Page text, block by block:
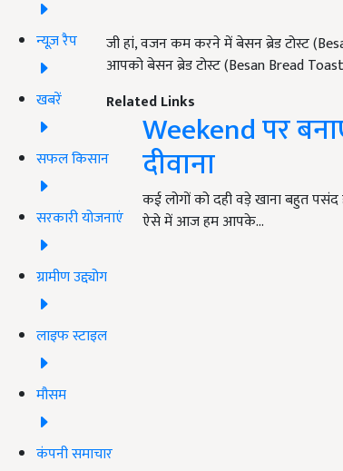
न्यूज़ रैप
खबरें
सफल किसान
सरकारी योजनाएं
ग्रामीण उद्द्योग
लाइफ स्टाइल
मौसम
कंपनी समाचार
जी हां, वजन कम करने में बेसन ब्रेड टोस्ट
आपको बेसन ब्रेड टोस्ट (Besan Bread
Related Links
Weekend पर
दीवाना
कई लोगों को दही वड़े खाना बहुत
ऐसे में आज हम आपके…